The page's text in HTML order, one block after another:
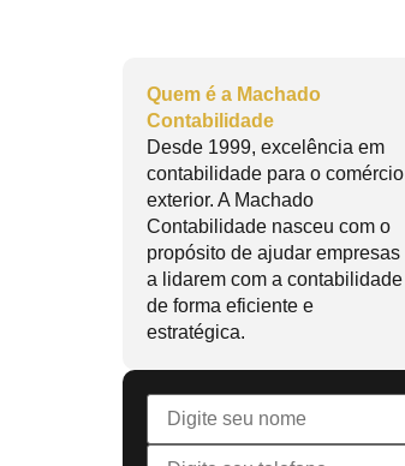
Quem é a Machado
Contabilidade
Desde 1999, excelência em
contabilidade para o comércio
exterior. A Machado
Contabilidade nasceu com o
propósito de ajudar empresas
a lidarem com a contabilidade
de forma eficiente e
estratégica.